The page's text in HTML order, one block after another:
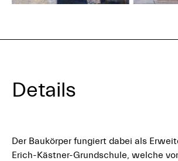
Details
Der Baukörper fungiert dabei als
Erich-Kästner-Grundschule, welche